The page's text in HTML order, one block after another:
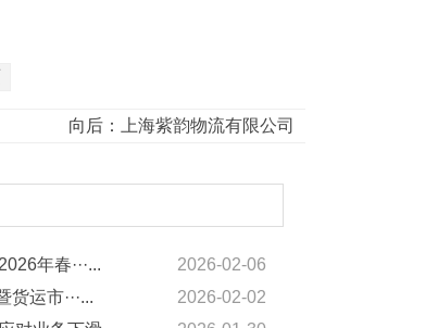
向后： 上海紫韵物流有限公司
年春···...
2026-02-06
运市···...
2026-02-02